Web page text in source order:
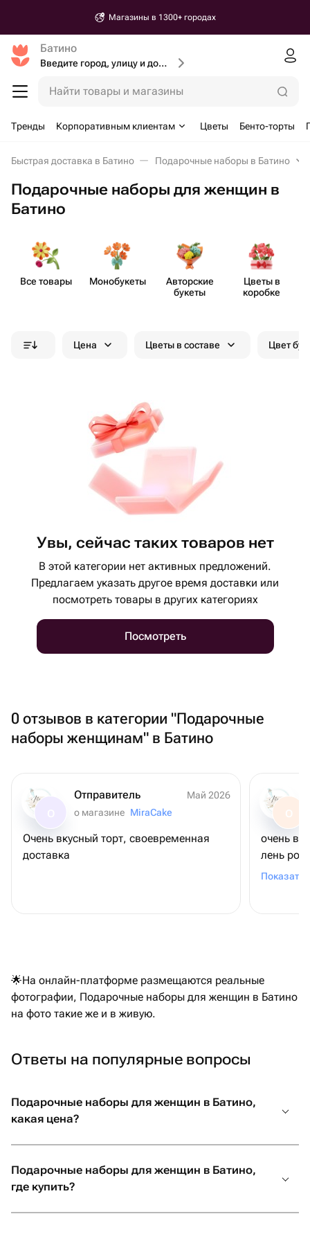
Магазины в 1300+ городах
Батино
Введите город, улицу и дом доставки
Найти товары и магазины
Тренды Корпоративным клиентам Цветы Бенто-торты
Быстрая доставка в Батино Подарочные наборы в Батино
Подарочные наборы для женщин в
Батино
Все товары Моно​букеты
Авторские
букеты
Цветы в
коробке
Цена Цветы в составе Цвет
Увы, сейчас таких товаров нет
В этой категории нет активных предложений.
Предлагаем указать другое время доставки или
посмотреть товары в других категориях
Посмотреть
0 отзывов в категории "Подарочные
наборы женщинам" в Батино
Отправитель
Май 2026
о магазине MiraCake
Очень вкусный торт, своевременная
доставка
О
очень
лень
общении
на
Показать
🌟На онлайн-платформе размещаются реальные
фотографии, Подарочные наборы для женщин в Батино
на фото такие же и в живую.
Ответы на популярные вопросы
Подарочные наборы для женщин в Батино,
какая цена?
Подарочные наборы для женщин в Батино,
где купить?